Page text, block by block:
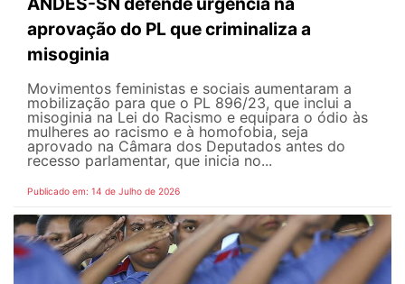
aprovação do PL que criminaliza a
misoginia
Movimentos feministas e sociais aumentaram a
mobilização para que o PL 896/23, que inclui a
misoginia na Lei do Racismo e equipara o ódio às
mulheres ao racismo e à homofobia, seja
aprovado na Câmara dos Deputados antes do
recesso parlamentar, que inicia no...
Publicado em: 14 de Julho de 2026